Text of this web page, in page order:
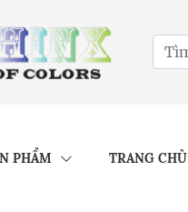
PHẨM TRANG CHỦ